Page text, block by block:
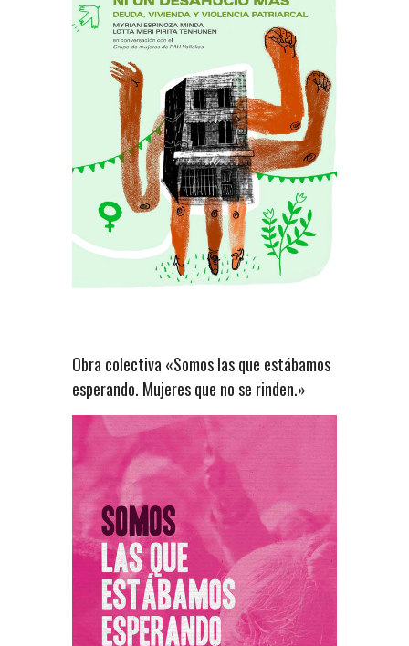
Obra colectiva «Somos las que estábamos
esperando. Mujeres que no se rinden.»